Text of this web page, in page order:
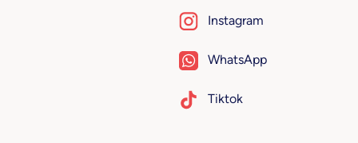
Instagram
WhatsApp
Tiktok